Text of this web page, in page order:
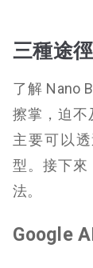
三種途
了解 Nano
擦掌，迫不
主要可以
型。接下來
法。
Google